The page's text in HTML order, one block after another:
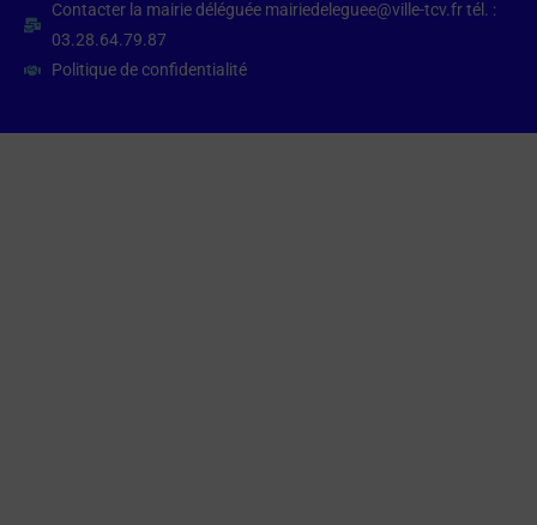
Contacter la mairie déléguée mairiedeleguee@ville-tcv.fr tél. :
03.28.64.79.87
Politique de confidentialité